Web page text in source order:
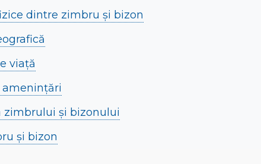
dintre zimbru și bizon
viață
amenințări
zimbrului și bizonului
și bizon